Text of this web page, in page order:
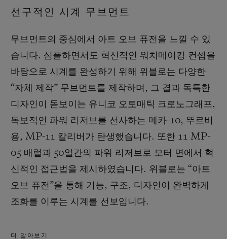
선구적인 시계 무브먼트
무브먼트의 중심에서 아트 오브 퓨전을 느낄 수 있
습니다. 심플하면서도 혁신적인 워치메이킹 컨셉을
바탕으로 시계를 완성하기 위해 위블로는 다양한
“자체 제작” 무브먼트를 제작하며, 그 결과 독특한
디자인이 돋보이는 유니코 오토매틱 크로노그래프,
독보적인 파워 리저브를 선사하는 메카-10, 뚜르비
용, MP-11 칼리버가 탄생했습니다. 또한 11 MP-
05 배럴과 50일간의 파워 리저브로 모터 면에서 혁
신적인 접근법을 제시하였습니다. 위블로는 “아트
오브 퓨전”을 통해 기능, 구조, 디자인이 완벽하게
조화를 이루는 시계를 선보입니다.
더 알아보기